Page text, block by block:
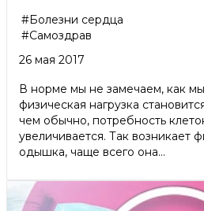
#Болезни сердца
#Самоздрав
26 мая 2017
В норме мы не замечаем, как
физическая нагрузка
чем обычно, потребность
увеличивается. Так возникает
одышка, чаще всего она...